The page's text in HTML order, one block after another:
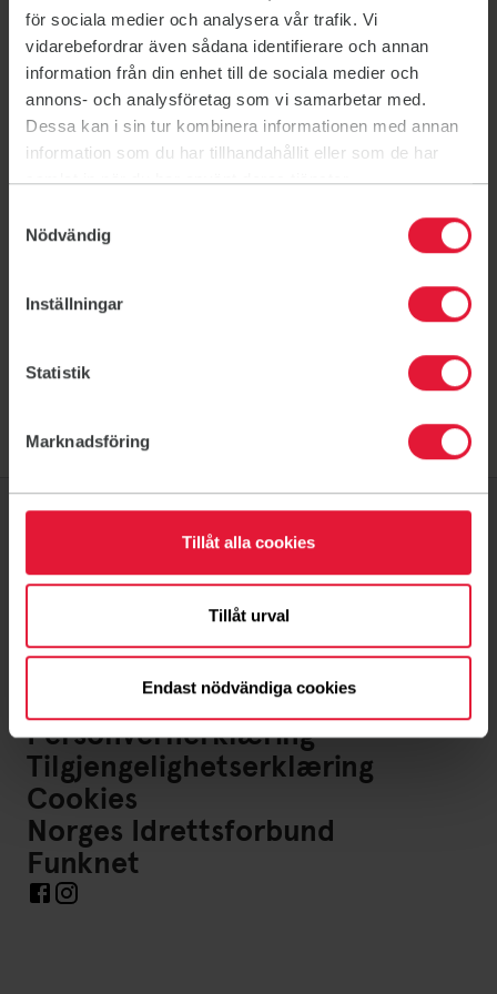
för sociala medier och analysera vår trafik. Vi
vidarebefordrar även sådana identifierare och annan
information från din enhet till de sociala medier och
annons- och analysföretag som vi samarbetar med.
Dessa kan i sin tur kombinera informationen med annan
information som du har tillhandahållit eller som de har
samlat in när du har använt deras tjänster.
Nödvändig
Inställningar
Statistik
Marknadsföring
Tillåt alla cookies
Tillåt urval
Endast nödvändiga cookies
Meld deg inn her via
StyreWeb
Link til: (åpnes i ny fane)
Om oss
FAQ
Bli frivillig
Personvernerklæring
Tilgjengelighetserklæring
Cookies
Norges Idrettsforbund
Funknet